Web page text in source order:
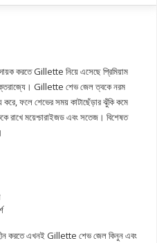
করতে Gillette নিয়ে এসেছে প্রিমিয়াম
যুক্তরাজ্যে। Gillette শেভ জেল ত্বকে নরম
করে, ফলে শেভের সময় কাটাছেঁড়ার ঝুঁকি কমে
রাখে ময়েশ্চারাইজড এবং সতেজ। বিশেষত
করতে এখনই Gillette শেভ জেল কিনুন এবং